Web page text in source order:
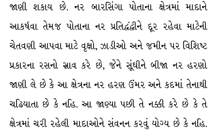
જાણી શકાય છે. નર બારસિંગા પોતાના ક્ષેત્રમાં માદાને
આકર્ષવા તેમજ પોતાના નર પ્રતિદ્વંદ્વીને દૂર રહેવા માટેની
ચેતવણી આપવા માટે વૃક્ષો, ઝાડીઓ અને જમીન પર વિશિષ્ટ
પ્રકારના રસનો સ્રાવ કરે છે, જેને સૂંઘીને બીજા નર હરણો
જાણી લે છે કે આ ક્ષેત્રના નર હરણ ઉંમર અને કદમાં તેનાથી
ચઢિયાતા છે કે નહિ. આ જાણ્યા પછી તે નક્કી કરે છે કે તે
ક્ષેત્રમાં ચરી રહેલી માદાઓને સંવનન કરવું યોગ્ય છે કે નહિ.